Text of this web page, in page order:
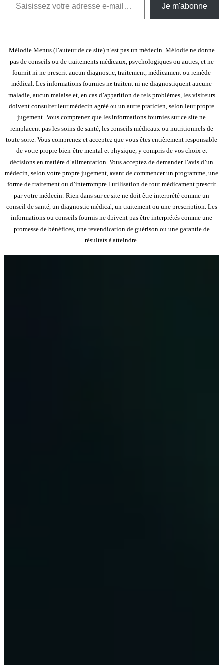
Je m'abonne
Mélodie Menus (l’auteur de ce site) n’est pas un médecin. Mélodie ne donne
pas de conseils ou de traitements médicaux, psychologiques ou autres, et ne
fournit ni ne prescrit aucun diagnostic, traitement, médicament ou remède
médical. Les informations fournies ne traitent ni ne diagnostiquent aucune
maladie, aucun malaise et, en cas d’apparition de tels problèmes, les visiteurs
doivent consulter leur médecin agréé ou un autre praticien, selon leur propre
jugement. Vous comprenez que les informations fournies sur ce site ne
remplacent pas les soins de santé, les conseils médicaux ou nutritionnels de
toute sorte. Vous comprenez et acceptez que vous êtes entièrement responsable
de votre propre bien-être mental et physique, y compris de vos choix et
décisions en matière d’alimentation. Vous acceptez de demander l’avis d’un
médecin, selon votre propre jugement, avant de commencer un programme, une
forme de traitement ou d’interrompre l’utilisation de tout médicament prescrit
par votre médecin. Rien dans sur ce site ne doit être interprété comme un
conseil de santé, un diagnostic médical, un traitement ou une prescription. Les
informations ou conseils fournis ne doivent pas être interprétés comme une
promesse de bénéfices, une revendication de guérison ou une garantie de
résultats à atteindre.